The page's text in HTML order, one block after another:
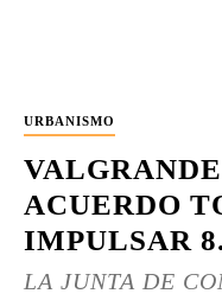
URBANISMO
ACUERDO
IMPULSAR
LA JUNTA DE